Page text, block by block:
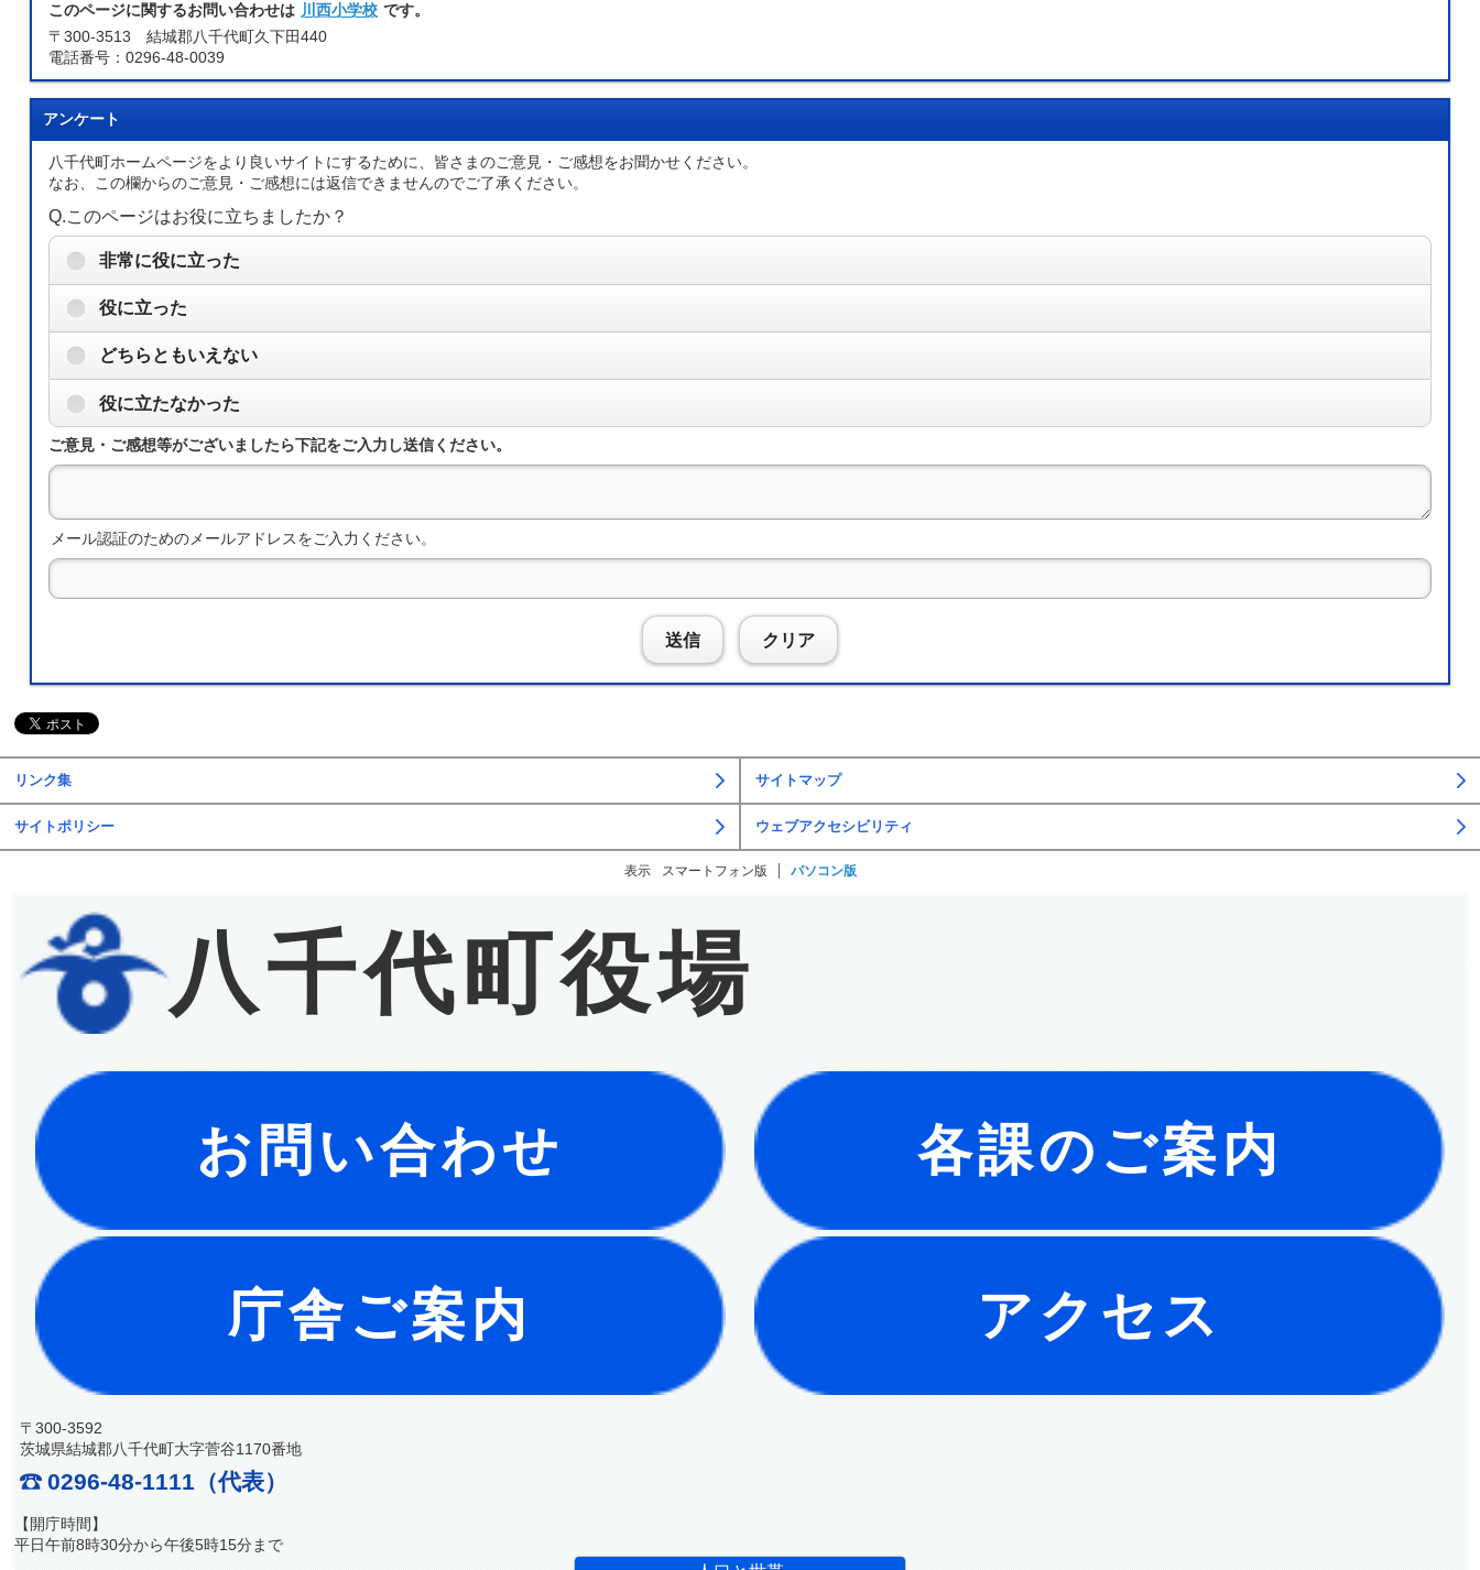
このページに関するお問い合わせは 川西小学校 です。
〒300-3513 結城郡八千代町久下田440
電話番号：0296-48-0039
アンケート
八千代町ホームページをより良いサイトにするために、皆さまのご意見・ご感想をお聞かせください。
なお、この欄からのご意見・ご感想には返信できませんのでご了承ください。
Q.このページはお役に立ちましたか？
非常に役に立った
役に立った
どちらともいえない
役に立たなかった
ご意見・ご感想等がございましたら下記をご入力し送信ください。
メール認証のためのメールアドレスをご入力ください。
送信 クリア
リンク集 サイトマップ
サイトポリシー ウェブアクセシビリティ
表示 スマートフォン版 パソコン版
八千代町役場
お問い合わせ 各課のご案内
庁舎ご案内 アクセス
〒300-3592
茨城県結城郡八千代町大字菅谷1170番地
0296-48-1111（代表）
【開庁時間】
平日午前8時30分から午後5時15分まで